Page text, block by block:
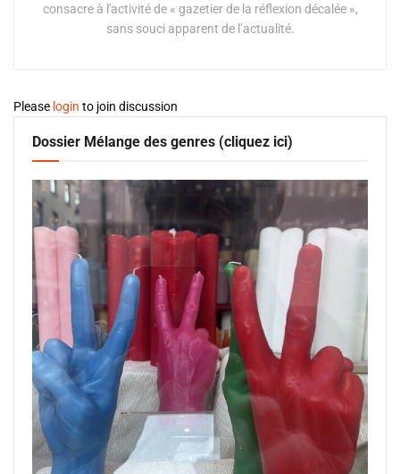
consacre à l'activité de « gazetier de la réflexion décalée »,
sans souci apparent de l’actualité.
Please login to join discussion
Dossier Mélange des genres (cliquez ici)